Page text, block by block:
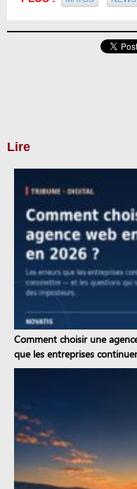
Lire
Comment choisir une
que les entreprises